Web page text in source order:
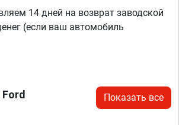
14 дней на возврат заводской
(если ваш автомобиль
Показать все